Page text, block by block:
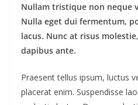
Nullam tristique non neque
Nulla eget dui fermentum,
lacus. Nunc at risus
dapibus ante.
Praesent tellus ipsum, luctus
placerat enim. Suspendisse